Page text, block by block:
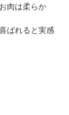
肉は柔らか
ばれると実感